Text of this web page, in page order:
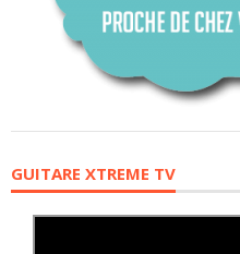
GUITARE XTREME TV